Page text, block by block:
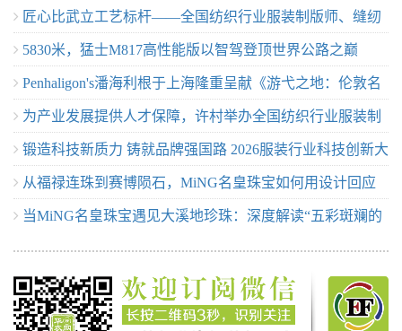
赛圆满收官！
举行！
匠心比武立工艺标杆——全国纺织行业服装制版师、缝纫
工技能竞赛许村选拔赛开赛
5830米，猛士M817高性能版以智驾登顶世界公路之巅
Penhaligon's潘海利根于上海隆重呈献《游弋之地：伦敦名
流录》主题展览 致敬肖像兽首系列十周年传奇篇章
为产业发展提供人才保障，许村举办全国纺织行业服装制
版师/缝纫工职业技能竞赛选拔赛
锻造科技新质力 铸就品牌强国路 2026服装行业科技创新大
会在杭州临平召开
从福禄连珠到赛博陨石，MiNG名皇珠宝如何用设计回应
行业趋势
当MiNG名皇珠宝遇见大溪地珍珠：深度解读“五彩斑斓的
黑”